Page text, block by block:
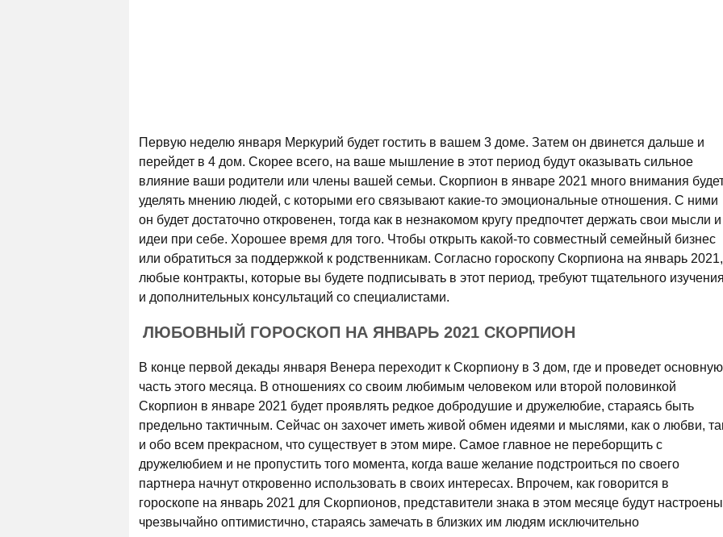
Первую неделю января Меркурий будет гостить в вашем 3 доме. Затем он двинется дальше и
перейдет в 4 дом. Скорее всего, на ваше мышление в этот период будут оказывать сильное
влияние ваши родители или члены вашей семьи. Скорпион в январе 2021 много внимания
уделять мнению людей, с которыми его связывают какие-то эмоциональные отношения. С ними
он будет достаточно откровенен, тогда как в незнакомом кругу предпочтет держать свои мысли и
идеи при себе. Хорошее время для того. Чтобы открыть какой-то совместный семейный бизнес
или обратиться за поддержкой к родственникам. Согласно гороскопу Скорпиона на январь 2021,
любые контракты, которые вы будете подписывать в этот период, требуют тщательного
и дополнительных консультаций со специалистами.
ЛЮБОВНЫЙ ГОРОСКОП НА ЯНВАРЬ 2021 СКОРПИОН
В конце первой декады января Венера переходит к Скорпиону в 3 дом, где и проведет основную
часть этого месяца. В отношениях со своим любимым человеком или второй половинкой
Скорпион в январе 2021 будет проявлять редкое добродушие и дружелюбие, стараясь быть
предельно тактичным. Сейчас он захочет иметь живой обмен идеями и мыслями, как о любви,
и обо всем прекрасном, что существует в этом мире. Самое главное не переборщить с
дружелюбием и не пропустить того момента, когда ваше желание подстроиться по своего
партнера начнут откровенно использовать в своих интересах. Впрочем, как говорится в
гороскопе на январь 2021 для Скорпионов, представители знака в этом месяце будут настроены
чрезвычайно оптимистично, стараясь замечать в близких им людям исключительно